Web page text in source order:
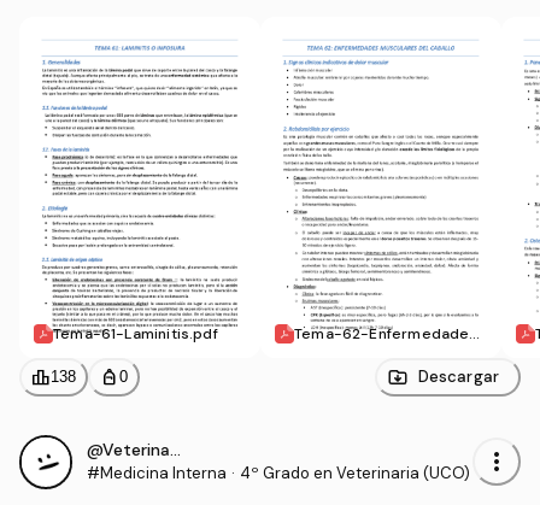
Tema-61-Laminitis.pdf
Tema-62-Enfermedades-
leaderboard138 personal_bag 0 Descargar
@VeterinariaEstresada
#Medicina Interna · 4º Grado en Veterinaria (UCO) more_vert